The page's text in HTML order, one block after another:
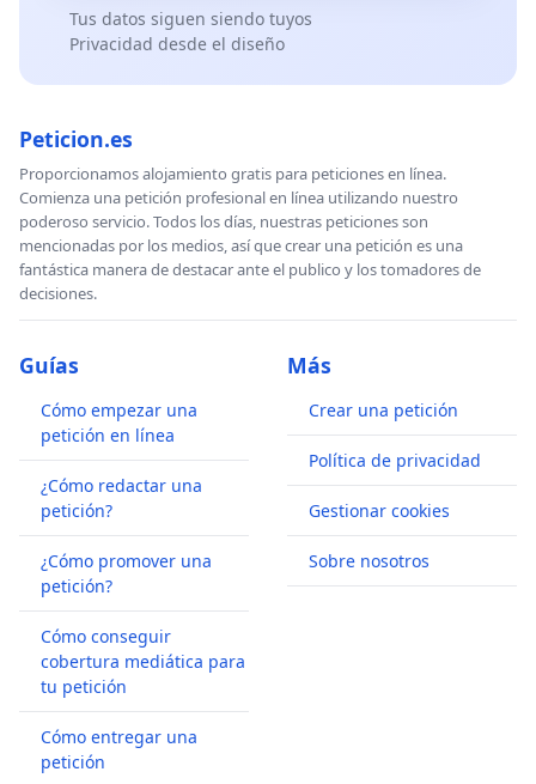
Tus datos siguen siendo tuyos
Privacidad desde el diseño
Peticion.es
Proporcionamos alojamiento gratis para peticiones en línea.
Comienza una petición profesional en línea utilizando nuestro
poderoso servicio. Todos los días, nuestras peticiones son
mencionadas por los medios, así que crear una petición es una
fantástica manera de destacar ante el publico y los tomadores de
decisiones.
Guías
Cómo empezar una
petición en línea
¿Cómo redactar una
petición?
¿Cómo promover una
petición?
Cómo conseguir
cobertura mediática para
tu petición
Cómo entregar una
petición
Más
Crear una petición
Política de privacidad
Gestionar cookies
Sobre nosotros